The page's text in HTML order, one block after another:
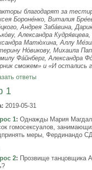
благодарят за
Бороне́нко, Виталия
Андрея Заба́вина,
Александра
Матю́хина, Аллу
Но́викову, Михаила
Фа́йнберг, Александра
сможем» и «И остались
ответы
1
2019-05-31
1: Однажды Мария
гомосексуалов,
меры, Фердинандо
2: Прозвище танцовщика